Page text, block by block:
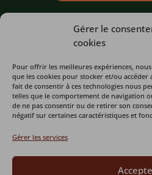
Gérer le
cookies
Pour offrir les meilleures expériences,
que les cookies pour stocker et/ou
fait de consentir à ces technologies nous
telles que le comportement de navigation
de ne pas consentir ou de retirer son
négatif sur certaines caractéristiques et
Gérer les services
Qui sommes-
Visiter le Refuge
Actualités
l’association
Contact
LES
Un centre
Un Chantier
d’insertion